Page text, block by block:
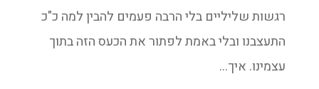
רגשות שליליים בלי הרבה פעמים להבין למה כ"כ
התעצבנו ובלי באמת לפתור את הכעס הזה בתוך
עצמינו. איך...